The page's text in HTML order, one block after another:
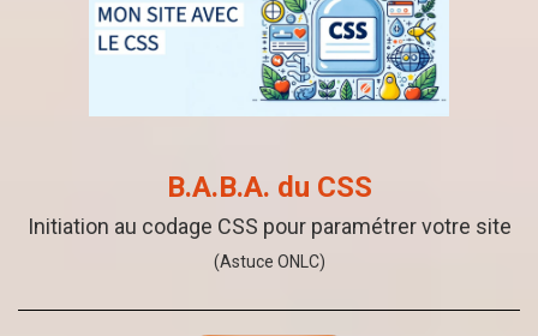
B.A.B.A. du CSS
Initiation au codage CSS pour paramétrer votre site
(Astuce ONLC)